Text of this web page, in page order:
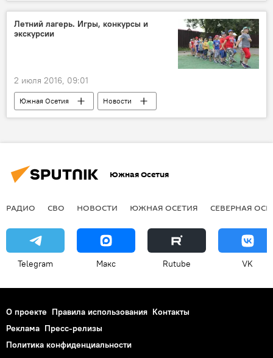
Летний лагерь. Игры, конкурсы и
экскурсии
2 июля 2016, 09:01
Южная Осетия Новости
Южная Осетия
РАДИО СВО НОВОСТИ ЮЖНАЯ ОСЕТИЯ СЕВЕРНАЯ
Telegram Макс Rutube VK
О проекте Правила использования Контакты
Реклама Пресс-релизы
Политика конфиденциальности